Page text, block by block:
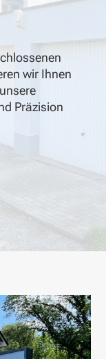
wir Ihnen
Präzision